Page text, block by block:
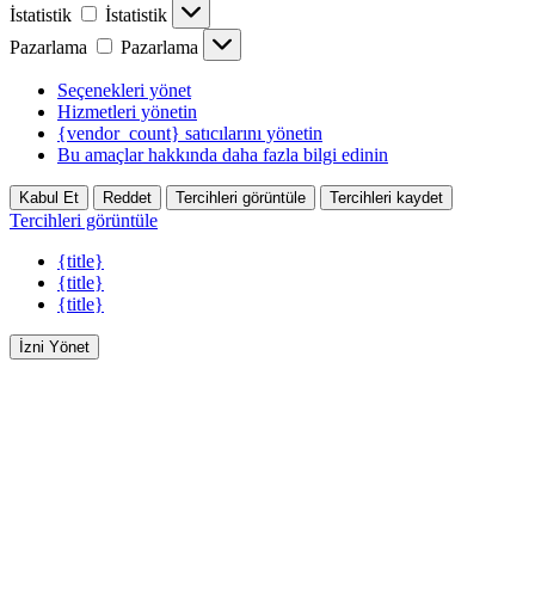
İstatistik
İstatistik
Pazarlama
Pazarlama
Seçenekleri yönet
Hizmetleri yönetin
{vendor_count} satıcılarını yönetin
Bu amaçlar hakkında daha fazla bilgi edinin
Kabul Et Reddet Tercihleri görüntüle Tercihleri kaydet
Tercihleri görüntüle
{title}
{title}
{title}
İzni Yönet